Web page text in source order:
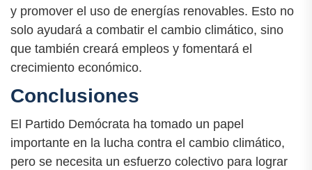
y promover el uso de energías renovables. Esto no
solo ayudará a combatir el cambio climático, sino
que también creará empleos y fomentará el
crecimiento económico.
Conclusiones
El Partido Demócrata ha tomado un papel
importante en la lucha contra el cambio climático,
pero se necesita un esfuerzo colectivo para lograr